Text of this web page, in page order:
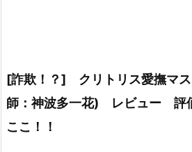
[詐欺！？] クリトリス愛撫マ
師：神波多一花) レビュー
ここ！！